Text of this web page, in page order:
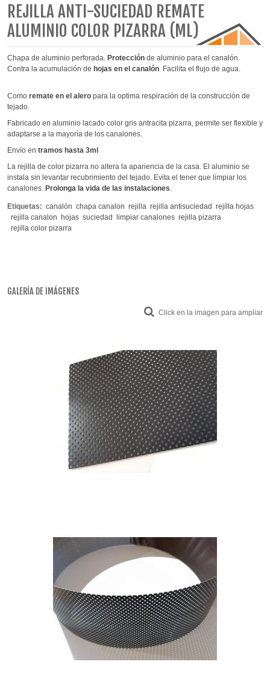
REJILLA ANTI-SUCIEDAD REMATE
ALUMINIO COLOR PIZARRA (ML)
Chapa de aluminio perforada. Protección de aluminio para el canalón.
Contra la acumulación de hojas en el canalón. Facilita el flujo de agua.
Como remate en el alero para la optima respiración de la construcción de
tejado.
Fabricado en aluminio lacado color gris antracita pizarra, permite ser flexible y
adaptarse a la mayoría de los canalones.
Envío en tramos hasta 3ml
La rejilla de color pizarra no altera la apariencia de la casa. El aluminio se
instala sin levantar recubrimiento del tejado. Evita el tener que limpiar los
canalones. Prolonga la vida de las instalaciones.
Etiquetas: canalón chapa canalon rejilla rejilla antisuciedad rejilla hojas
rejilla canalon
hojas suciedad limpiar canalones rejilla pizarra
rejilla color pizarra
GALERÍA DE IMÁGENES
Click en la imagen para ampliar